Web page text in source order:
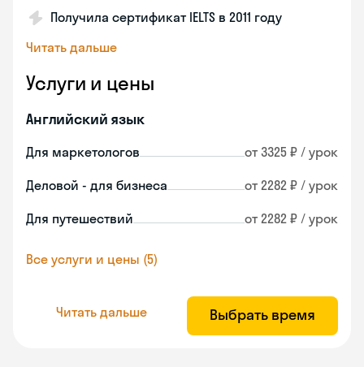
Получила сертификат IELTS в 2011 году
Читать дальше
Услуги и цены
Английский язык
Для маркетологов от 3325 ₽ / урок
Деловой - для бизнеса от 2282 ₽ / урок
Для путешествий от 2282 ₽ / урок
Все услуги и цены (5)
Читать дальше Выбрать время